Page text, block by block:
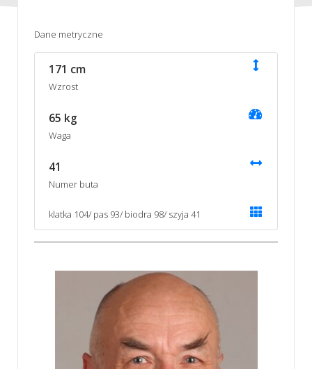
Dane metryczne
171 cm
Wzrost
65 kg
Waga
41
Numer buta
klatka 104/ pas 93/ biodra 98/ szyja 41